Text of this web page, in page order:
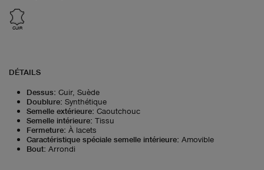
CUIR
DÉTAILS
Dessus: Cuir, Suède
Doublure: Synthétique
Semelle extérieure: Caoutchouc
Semelle intérieure: Tissu
Fermeture: À lacets
Caractéristique spéciale semelle intérieure: Amovible
Bout: Arrondi